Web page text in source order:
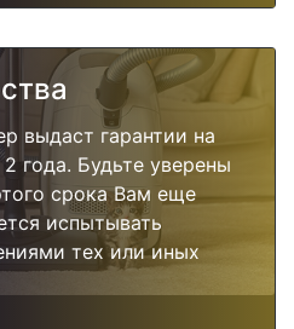
выдаст гарантии на
года. Будьте уверены
срока Вам еще
испытывать
тех или иных